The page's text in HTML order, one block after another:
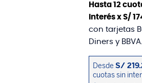
Hasta 12
interés x S/
con tarjetas
Diners y BBVA.